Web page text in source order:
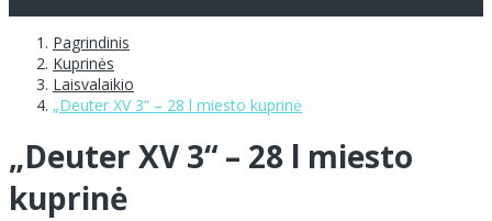
Pagrindinis
Kuprinės
Laisvalaikio
„Deuter XV 3“ – 28 l miesto kuprinė
„Deuter XV 3“ – 28 l miesto
kuprinė